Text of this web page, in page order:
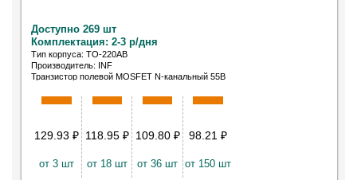
Доступно 269 шт
Комплектация: 2-3 р/дня
Тип корпуса: TO-220AB
Производитель: INF
Транзистор полевой MOSFET N-канальный 55В
129.93 ₽
от 3 шт
118.95 ₽
от 18 шт
109.80 ₽
от 36 шт
98.21 ₽
от 150 шт